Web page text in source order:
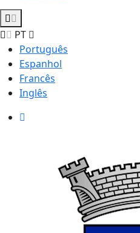
PT
Português
Espanhol
Francês
Inglês